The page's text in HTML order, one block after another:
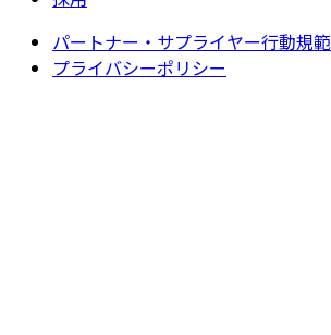
パートナー・サプライヤー行動規範
プライバシーポリシー